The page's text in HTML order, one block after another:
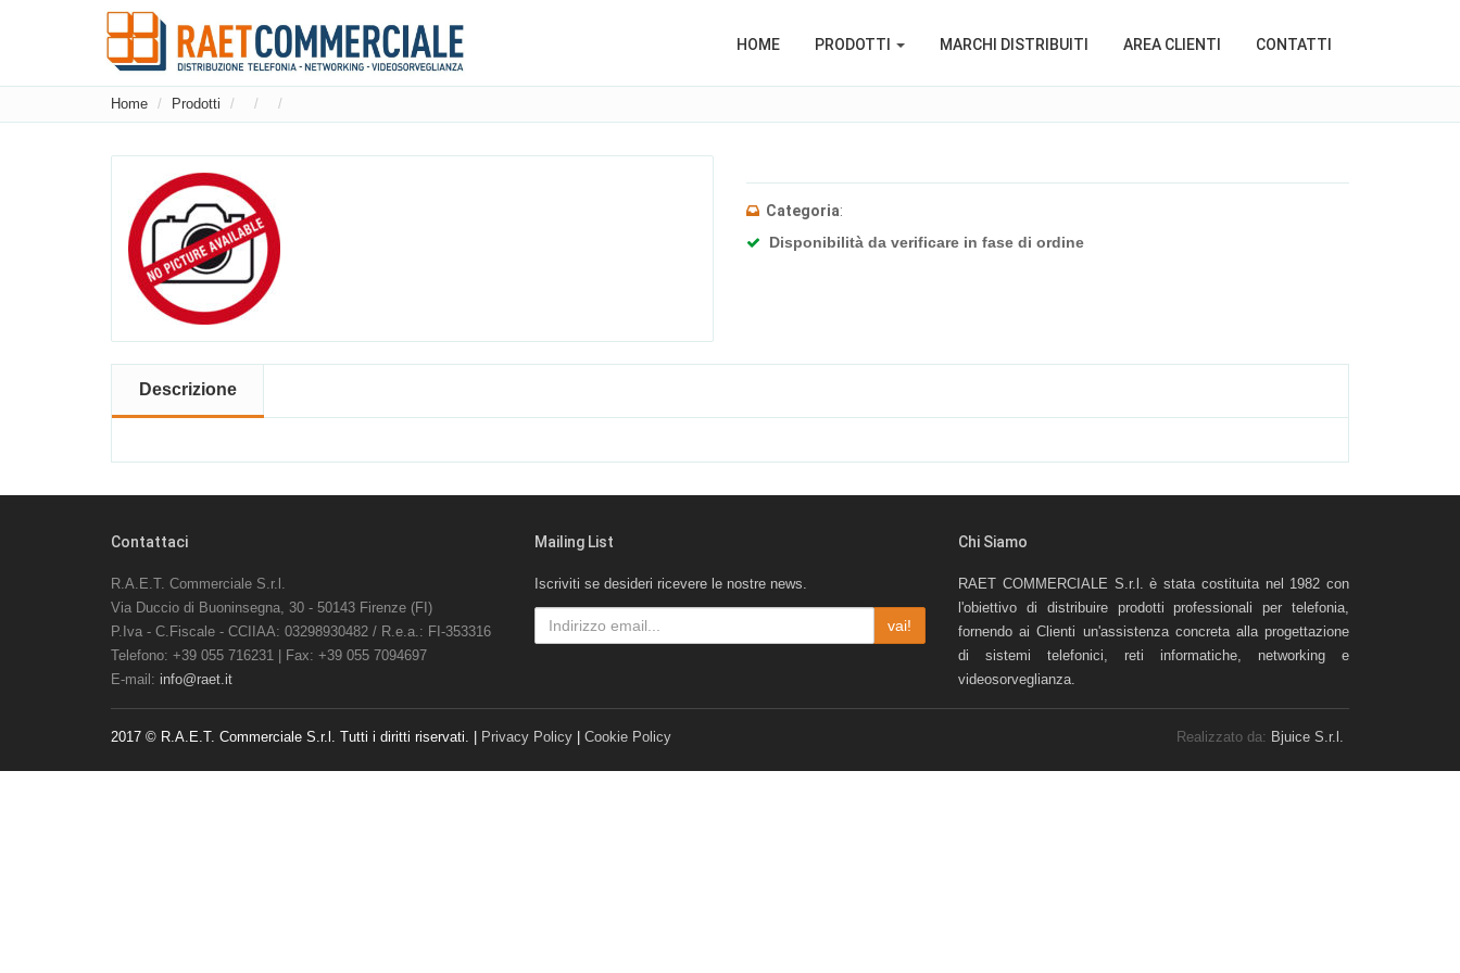
HOME PRODOTTI MARCHI DISTRIBUITI AREA CLIENTI CONTATTI
Home Prodotti
Categoria:
Disponibilità da verificare in fase di ordine
Descrizione
Contattaci
R.A.E.T. Commerciale S.r.l.
Via Duccio di Buoninsegna, 30 - 50143 Firenze (FI)
P.Iva - C.Fiscale - CCIIAA: 03298930482 / R.e.a.: FI-353316
Telefono: +39 055 716231 | Fax: +39 055 7094697
E-mail: info@raet.it
Mailing List
Iscriviti se desideri ricevere le nostre news.
vai!
Chi Siamo
RAET COMMERCIALE S.r.l. è stata costituita nel 1982 con
l'obiettivo di distribuire prodotti professionali per telefonia,
fornendo ai Clienti un'assistenza concreta alla progettazione
di sistemi telefonici, reti informatiche, networking e
videosorveglianza.
2017 © R.A.E.T. Commerciale S.r.l. Tutti i diritti riservati. | Privacy Policy Cookie Policy Realizzato da: Bjuice S.r.l.